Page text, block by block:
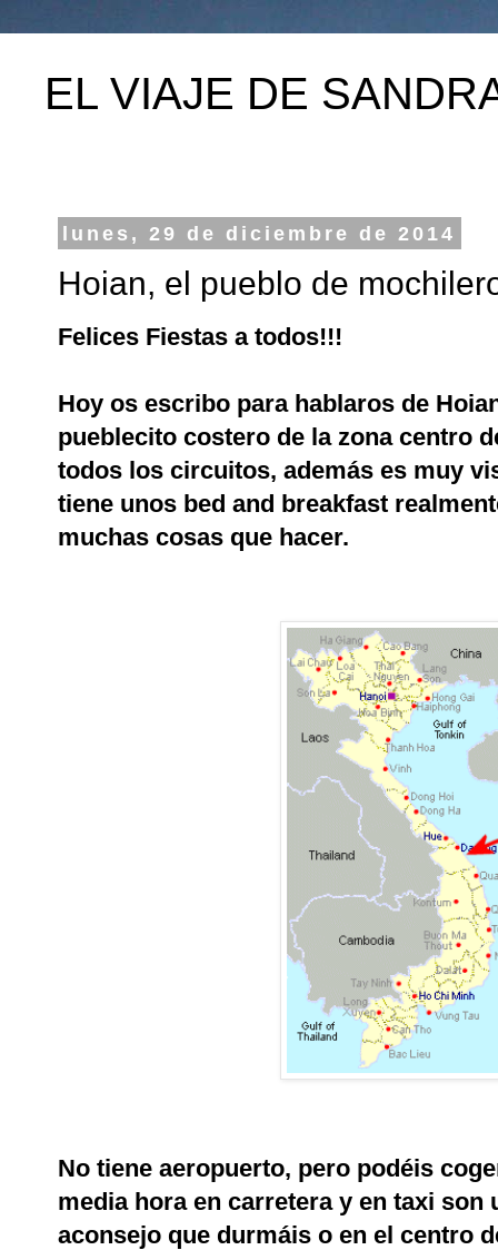
EL VIAJE DE
lunes, 29 de diciembre de 2014
Hoian, el pueblo de
Felices Fiestas a todos!!!
Hoy os escribo para hablaros de
pueblecito costero de la zona centro
todos los circuitos, además es muy
tiene unos bed and breakfast
muchas cosas que hacer.
No tiene aeropuerto, pero podéis
media hora en carretera y en taxi son
aconsejo que durmáis o en el centro